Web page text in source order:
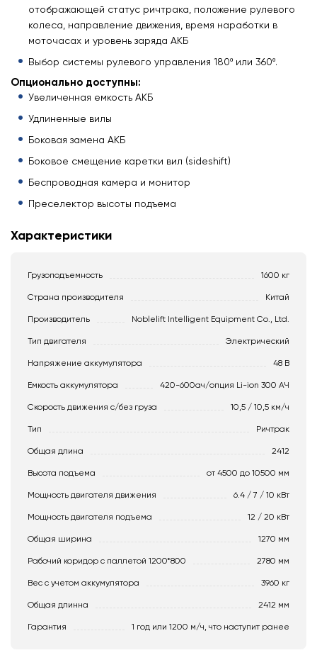
отображающей статус ричтрака, положение рулевого
колеса, направление движения, время наработки в
моточасах и уровень заряда АКБ
Выбор системы рулевого управления 180º или 360º.
Опционально доступны:
Увеличенная емкость АКБ
Удлиненные вилы
Боковая замена АКБ
Боковое смещение каретки вил (sideshift)
Беспроводная камера и монитор
Преселектор высоты подъема
Характеристики
Грузоподъемность 1600 кг
Страна производителя Китай
Производитель Noblelift Intelligent Equipment Co., Ltd.
Тип двигателя Электрический
Напряжение аккумулятора 48 В
Емкость аккумулятора 420-600ач/опция Li-ion 300 АЧ
Скорость движения c/без груза 10,5 / 10,5 км/ч
Тип Ричтрак
Общая длина 2412
Высота подъема от 4500 до 10500 мм
Мощность двигателя движения 6.4 / 7 / 10 кВт
Мощность двигателя подъема 12 / 20 кВт
Общая ширина 1270 мм
Рабочий коридор с паллетой 1200*800 2780 мм
Вес с учетом аккумулятора 3960 кг
Общая длинна 2412 мм
Гарантия 1 год или 1200 м/ч, что наступит ранее